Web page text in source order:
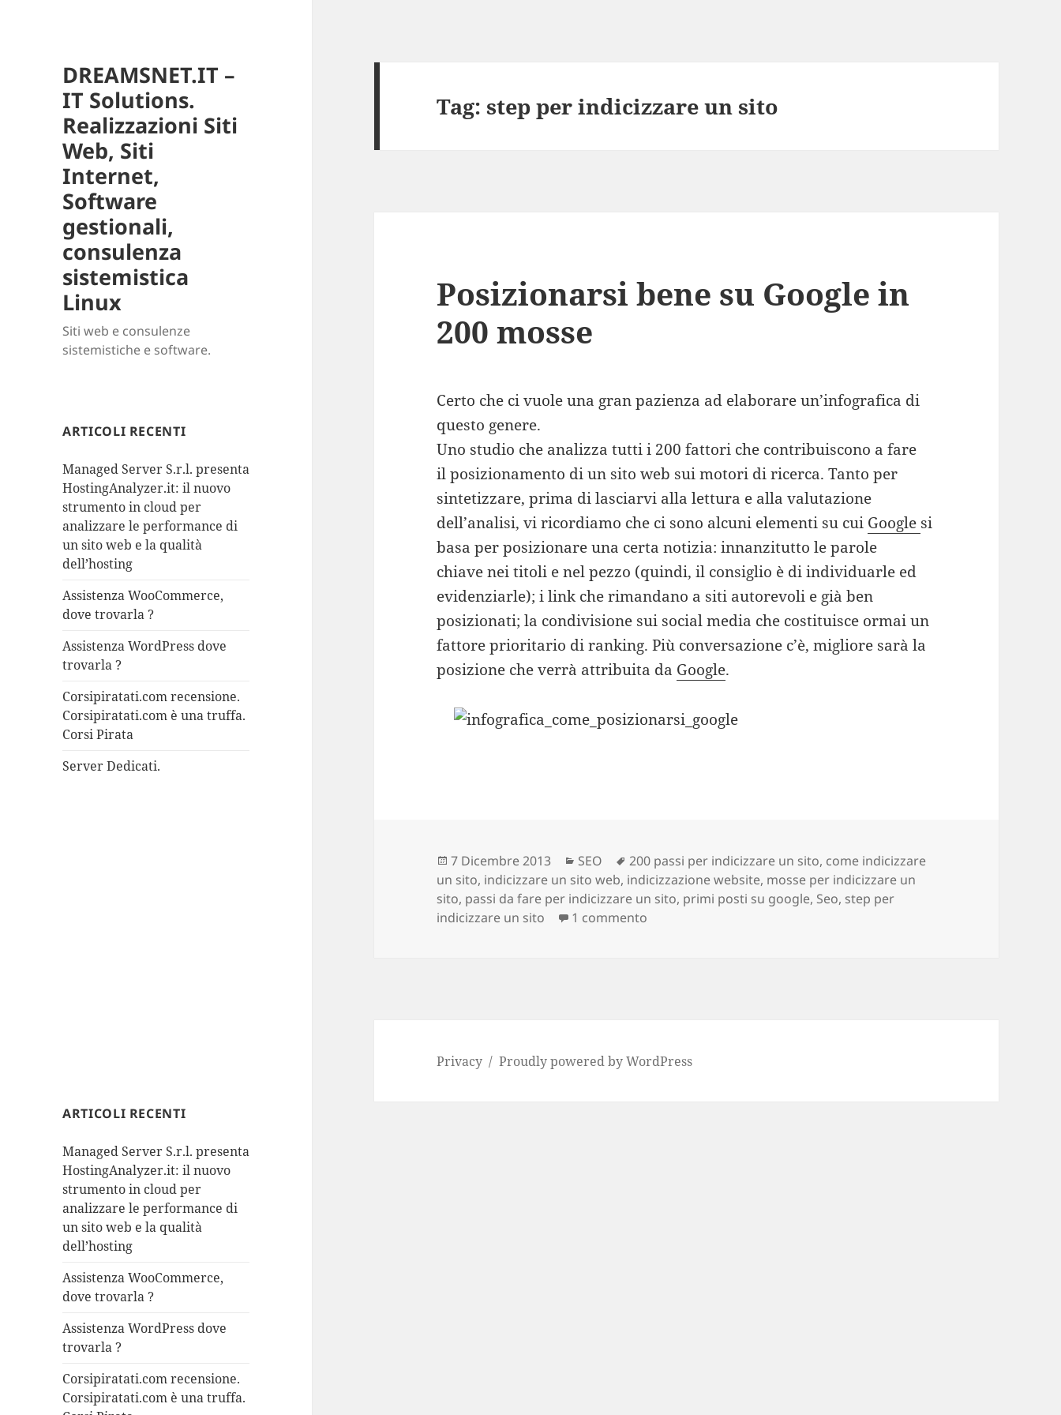
DREAMSNET.IT –
IT Solutions.
Realizzazioni Siti
Web, Siti
Internet,
Software
gestionali,
consulenza
sistemistica
Linux
Siti web e consulenze
sistemistiche e software.
ARTICOLI RECENTI
Managed Server S.r.l. presenta
HostingAnalyzer.it: il nuovo
strumento in cloud per
analizzare le performance di
un sito web e la qualità
dell’hosting
Assistenza WooCommerce,
dove trovarla ?
Assistenza WordPress dove
trovarla ?
Corsipiratati.com recensione.
Corsipiratati.com è una truffa.
Corsi Pirata
Server Dedicati.
ARTICOLI RECENTI
Managed Server S.r.l. presenta
HostingAnalyzer.it: il nuovo
strumento in cloud per
analizzare le performance di
un sito web e la qualità
dell’hosting
Assistenza WooCommerce,
dove trovarla ?
Assistenza WordPress dove
trovarla ?
Corsipiratati.com recensione.
Corsipiratati.com è una truffa.
Tag:step per indicizzare un sito
Posizionarsi bene su Google in
200 mosse
Certo che ci vuole una gran pazienza ad elaborare un’infografica di
questo genere.
Uno studio che analizza tutti i 200 fattori che contribuiscono a fare
il posizionamento di un sito web sui motori di ricerca. Tanto per
sintetizzare, prima di lasciarvi alla lettura e alla valutazione
dell’analisi, vi ricordiamo che ci sono alcuni elementi su cui Google si
basa per posizionare una certa notizia: innanzitutto le parole
chiave nei titoli e nel pezzo (quindi, il consiglio è di individuarle ed
evidenziarle); i link che rimandano a siti autorevoli e già ben
posizionati; la condivisione sui social media che costituisce ormai un
fattore prioritario di ranking. Più conversazione c’è, migliore sarà la
posizione che verrà attribuita da Google.
Scritto
il
7 Dicembre 2013 Categorie
SEO Tag
200 passi per indicizzare un sito, come indicizzare
un sito, indicizzare un sito web, indicizzazione website, mosse per indicizzare un
sito, passi da fare per indicizzare un sito, primi posti su google, Seo, step per
indicizzare un sito
1 commento
Privacy Proudly powered by WordPress